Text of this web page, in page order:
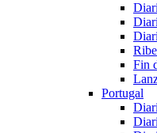
Fin
Portugal